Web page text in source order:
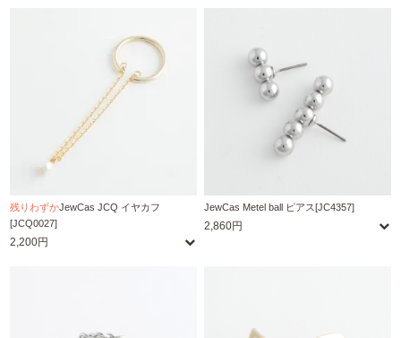
残りわずかJewCas JCQ イヤカフ
[JCQ0027]
2,200円
JewCas Metel ball ピアス[JC4357]
2,860円